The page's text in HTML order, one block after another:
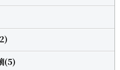
(5)